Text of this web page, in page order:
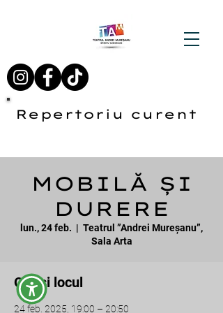
Repertoriu curent
MOBILĂ ȘI
DURERE
lun., 24 feb.
  |
Teatrul ”Andrei Mureșanu”,
Sala Arta
Ora și locul
24 feb. 2025, 19:00 – 20:50